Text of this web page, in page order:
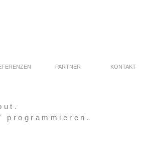
PARTNER KONTAKT